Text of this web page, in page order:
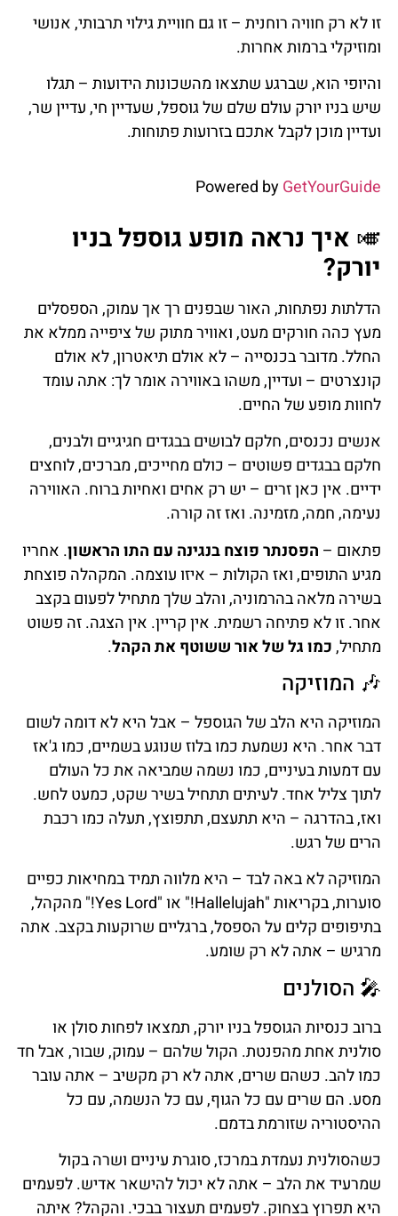
זו לא רק חוויה רוחנית – זו גם חוויית גילוי תרבותי, אנושי
ומוזיקלי ברמות אחרות.
והיופי הוא, שברגע שתצאו מהשכונות הידועות – תגלו
שיש בניו יורק עולם שלם של גוספל, שעדיין חי, עדיין שר,
ועדיין מוכן לקבל אתכם בזרועות פתוחות.
Powered byGetYourGuide
🎺 איך נראה מופע גוספל בניו
יורק?
הדלתות נפתחות, האור שבפנים רך אך עמוק, הספסלים
מעץ כהה חורקים מעט, ואוויר מתוק של ציפייה ממלא את
החלל. מדובר בכנסייה – לא אולם תיאטרון, לא אולם
קונצרטים – ועדיין, משהו באווירה אומר לך: אתה עומד
לחוות מופע של החיים.
אנשים נכנסים, חלקם לבושים בבגדים חגיגיים ולבנים,
חלקם בבגדים פשוטים – כולם מחייכים, מברכים, לוחצים
ידיים. אין כאן זרים – יש רק אחים ואחיות ברוח. האווירה
נעימה, חמה, מזמינה. ואז זה קורה.
פתאום – הפסנתר פוצח בנגינה עם התו הראשון. אחריו
מגיע התופים, ואז הקולות – איזו עוצמה. המקהלה פוצחת
בשירה מלאה בהרמוניה, והלב שלך מתחיל לפעום בקצב
אחר. זו לא פתיחה רשמית. אין קריין. אין הצגה. זה פשוט
מתחיל,כמו גל של אור ששוטף את הקהל.
🎶 המוזיקה
המוזיקה היא הלב של הגוספל – אבל היא לא דומה לשום
דבר אחר. היא נשמעת כמו בלוז שנוגע בשמיים, כמו ג'אז
עם דמעות בעיניים, כמו נשמה שמביאה את כל העולם
לתוך צליל אחד. לעיתים תתחיל בשיר שקט, כמעט לחש.
ואז, בהדרגה – היא תתעצם, תתפוצץ, תעלה כמו רכבת
הרים של רגש.
המוזיקה לא באה לבד – היא מלווה תמיד במחיאות כפיים
סוערות, בקריאות "Hallelujah!" או "Yes Lord!" מהקהל,
בתיפופים קלים על הספסל, ברגליים שרוקעות בקצב. אתה
מרגיש – אתה לא רק שומע.
🎤 הסולנים
ברוב כנסיות הגוספל בניו יורק, תמצאו לפחות סולן או
סולנית אחת מהפנטת. הקול שלהם – עמוק, שבור, אבל חד
כמו להב. כשהם שרים, אתה לא רק מקשיב – אתה עובר
מסע. הם שרים עם כל הגוף, עם כל הנשמה, עם כל
ההיסטוריה שזורמת בדמם.
כשהסולנית נעמדת במרכז, סוגרת עיניים ושרה בקול
שמרעיד את הלב – אתה לא יכול להישאר אדיש. לפעמים
היא תפרוץ בצחוק. לפעמים תעצור בבכי. והקהל? איתה